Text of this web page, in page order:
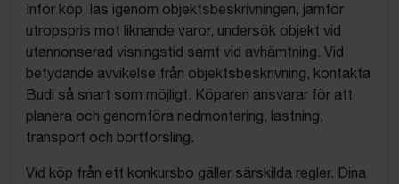
Inför köp, läs igenom objektsbeskrivningen, jämför
utropspris mot liknande varor, undersök objekt vid
utannonserad visningstid samt vid avhämtning. Vid
betydande avvikelse från objektsbeskrivning, kontakta
Budi så snart som möjligt. Köparen ansvarar för att
planera och genomföra nedmontering, lastning,
transport och bortforsling.
Vid köp från ett konkursbo gäller särskilda regler. Dina